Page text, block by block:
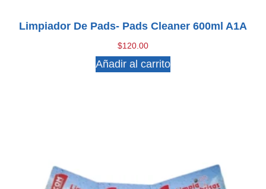
Limpiador De Pads- Pads Cleaner 600ml A1A
$120.00
Añadir al carrito